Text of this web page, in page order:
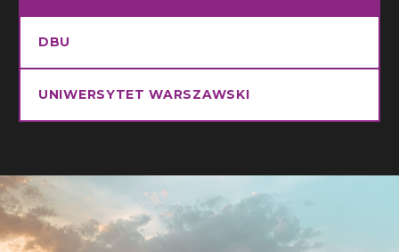
DBU
UNIWERSYTET WARSZAWSKI